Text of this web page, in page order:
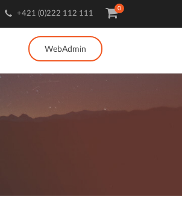
WebAdmin
+421 (0)222 112 111
0